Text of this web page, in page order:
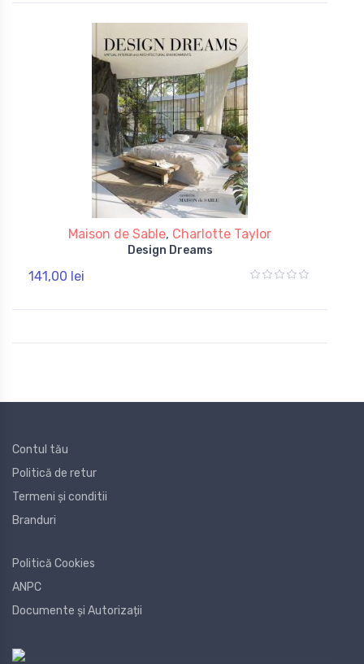
Maison de Sable, Charlotte Taylor
Design Dreams
141,00 lei
Contul tău
Politică de retur
Termeni și conditii
Branduri
Politică Cookies
ANPC
Documente și Autorizații